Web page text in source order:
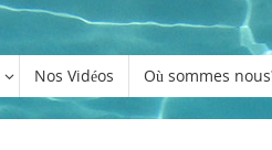
Nos Vidéos Où sommes